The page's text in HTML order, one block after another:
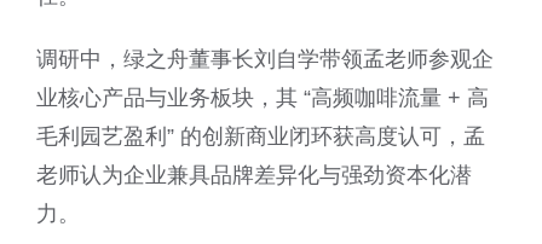
调研中，绿之舟董事长刘自学带领孟老师参观企
业核心产品与业务板块，其 “高频咖啡流量 + 高
毛利园艺盈利” 的创新商业闭环获高度认可，孟
老师认为企业兼具品牌差异化与强劲资本化潜
力。